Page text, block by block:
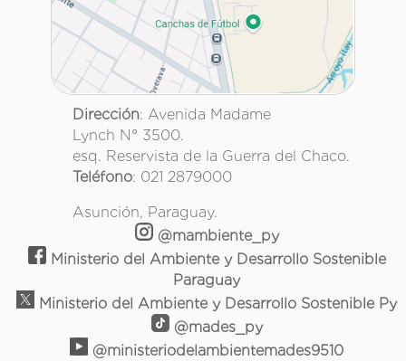
Dirección: Avenida Madame
Lynch N° 3500.
esq. Reservista de la Guerra del Chaco.
Teléfono: 021 2879000
Asunción, Paraguay.
@mambiente_py
Ministerio del Ambiente y Desarrollo Sostenible
Paraguay
Ministerio del Ambiente y Desarrollo Sostenible Py
@mades_py
@ministeriodelambientemades9510